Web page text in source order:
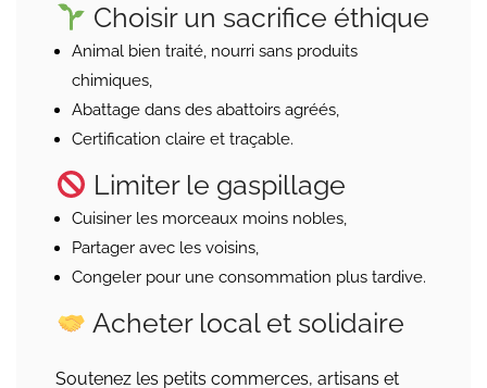
Choisir un sacrifice éthique
Animal bien traité, nourri sans produits
chimiques,
Abattage dans des abattoirs agréés,
Certification claire et traçable.
Limiter le gaspillage
Cuisiner les morceaux moins nobles,
Partager avec les voisins,
Congeler pour une consommation plus tardive.
Acheter local et solidaire
Soutenez les petits commerces, artisans et